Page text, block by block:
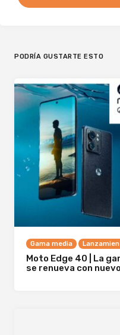
PODRÍA GUSTARTE ESTO
Gama media
Moto Edge 40 | La
se renueva con